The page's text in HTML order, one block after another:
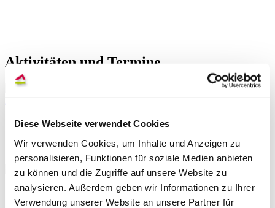
Diese Webseite verwendet Cookies
Wir verwenden Cookies, um Inhalte und Anzeigen zu
personalisieren, Funktionen für soziale Medien anbieten
zu können und die Zugriffe auf unsere Website zu
analysieren. Außerdem geben wir Informationen zu Ihrer
Verwendung unserer Website an unsere Partner für
Aktivitäten und Termine
Alle Termine
EURODESK Bremen